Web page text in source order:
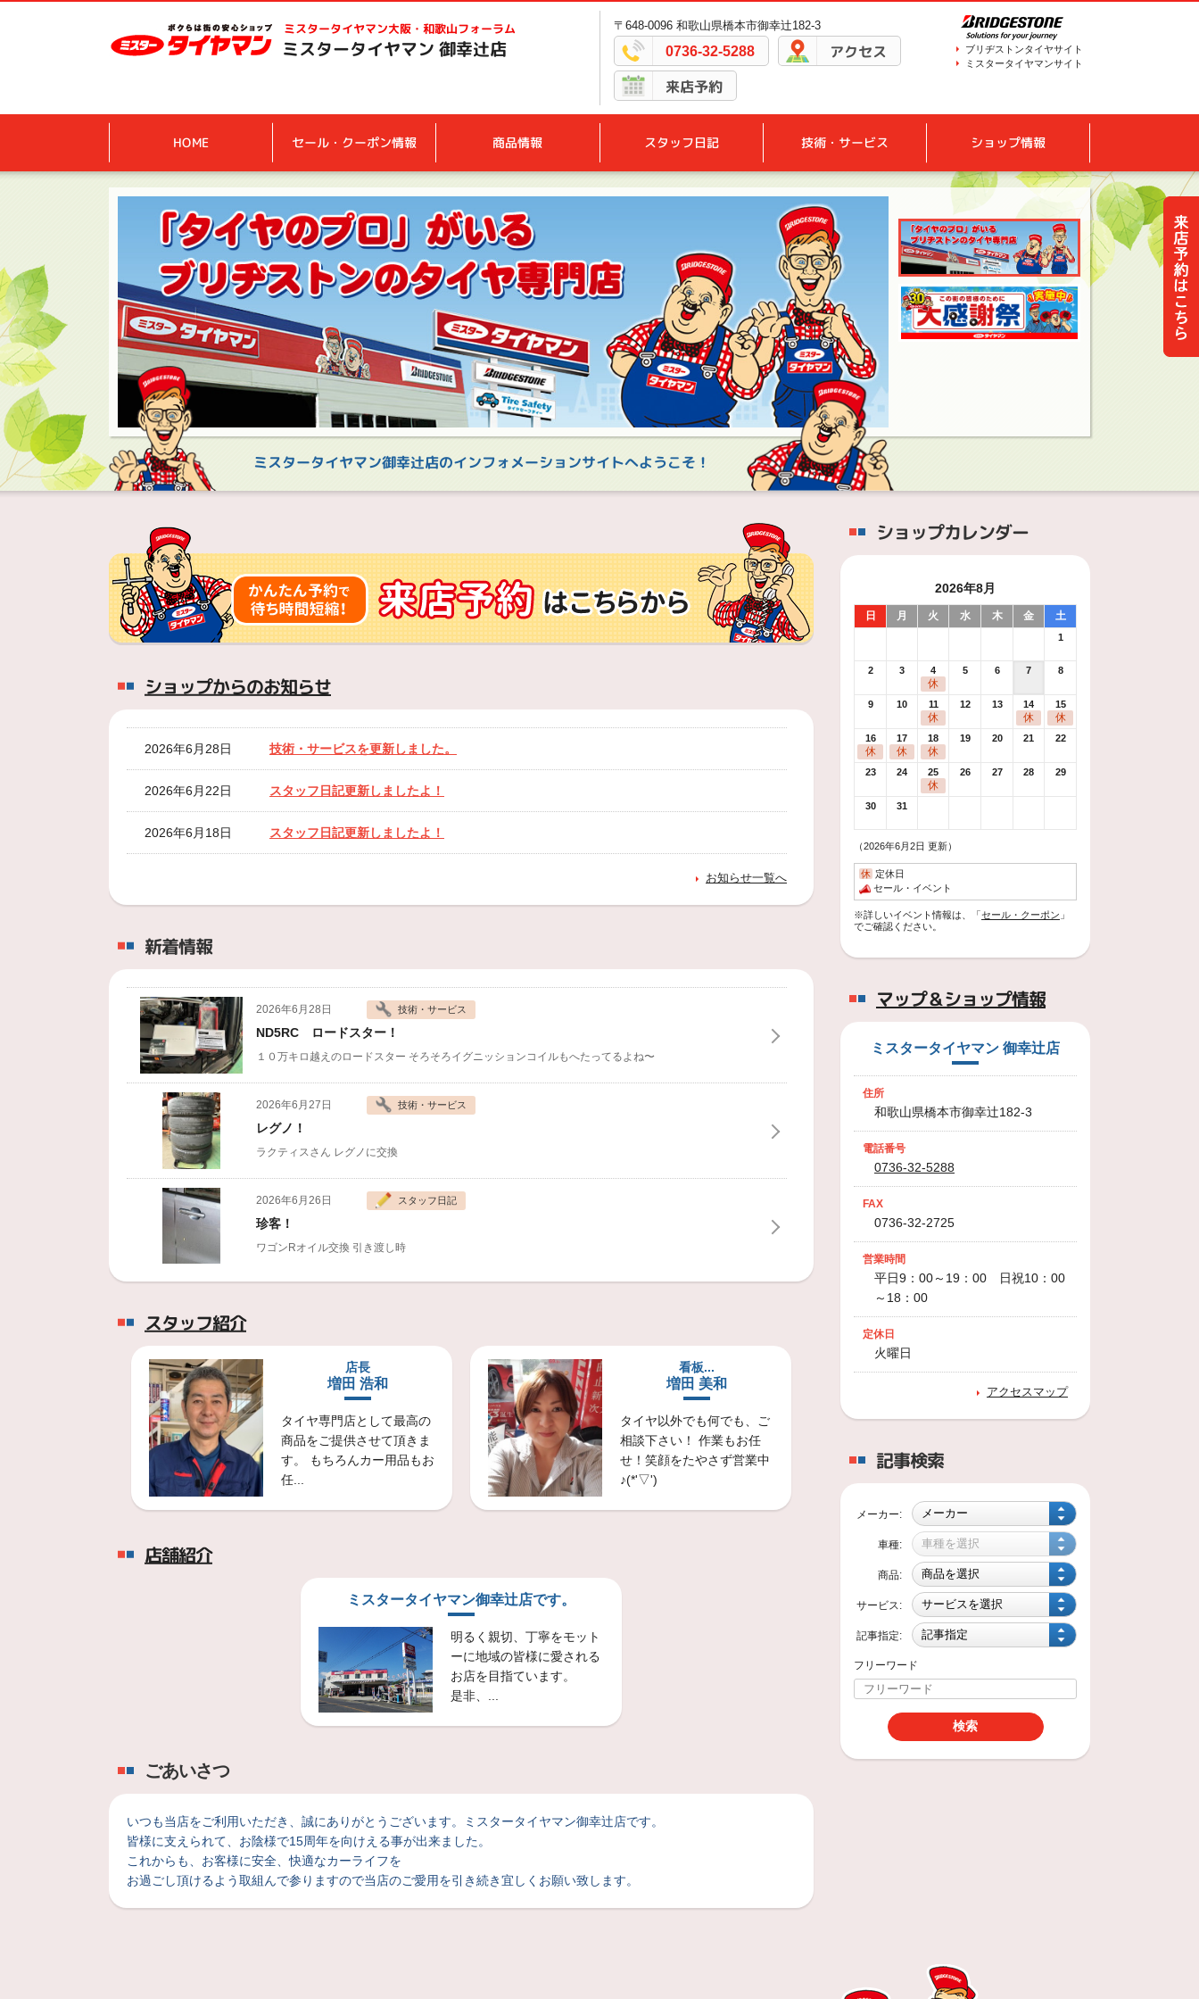
ミスタータイヤマン大阪・和歌山フォーラム
ミスタータイヤマン 御幸辻店
〒648-0096 和歌山県橋本市御幸辻182-3
0736-32-5288 アクセス
来店予約
ブリヂストンタイヤサイト
ミスタータイヤマンサイト
HOME セール・クーポン情報 商品情報 スタッフ日記 技術・サービス ショップ情報
ミスタータイヤマン御幸辻店のインフォメーションサイトへようこそ！
ショップからのお知らせ
2026年6月28日 技術・サービスを更新しました。
2026年6月22日 スタッフ日記更新しましたよ！
2026年6月18日 スタッフ日記更新しましたよ！
2026年2月13日
2026年1月30日 スタッフ日記更新しましたよ！
2026年1月1日 明けましておめでとうございます！
2025年12月29日 ２０２５年度！
2025年12月24日 お休みのご案内！
お知らせ一覧へ
新着情報
2026年6月28日 技術・サービス
ND5RC ロードスター！
１０万キロ越えのロードスター そろそろイグニッションコイルもへたってるよね〜
2026年6月27日 技術・サービス
レグノ！
ラクティスさん レグノに交換
2026年6月26日 スタッフ日記
珍客！
ワゴンRオイル交換 引き渡し時
2026年6月25日
アライメント調整！
スペーシアカスタムアライメント調整！ ありがとうございます。
2026年6月22日
２０万キロ！
アクティさんタイヤ交換・エンジンオイル・エレメント・
2026年6月21日 スタッフ日記
オイル交換！
ヴォクシーエブリー
ヴォクシーエブリー
2026年6月18日 スタッフ日記
POTENZA RE-71RZ !
スタッフ紹介
店長
増田 浩和
タイヤ専門店として最高の
商品をご提供させて頂きま
す。 もちろんカー用品もお
任...
看板...
増田 美和
タイヤ以外でも何でも、ご
相談下さい！ 作業もお任
せ！笑顔をたやさず営業中
♪(*'▽')
店舗紹介
ミスタータイヤマン御幸辻店です。
明るく親切、丁寧をモット
ーに地域の皆様に愛される
お店を目指ています。
是非、...
ごあいさつ
いつも当店をご利用いただき、 誠にありがとうございます。
ミスタータイヤマン御幸辻店です。
皆様に支えられて、お陰様で15周年を向けえる事が出来ました。
これからも、お客様に安全、快適なカーライフを
お過ごし頂けるよう取組んで参りますので当店のご愛用を引き続き宜しくお願い致します。
ショップカレンダー
2026年8月
日 月 火 水 木 金 土
1
2 3 4
休
5 6 7 8
9 10 11
休
12 13 14
休
15
休
16
休
17
休
18
休
19 20 21 22
23 24 25
休
26 27 28 29
30 31
（2026年6月2日 更新）
休 定休日
セール・イベント
※詳しいイベント情報は、「セール・クーポン 」
でご確認ください。
マップ＆ショップ情報
ミスタータイヤマン 御幸辻店
住所
和歌山県橋本市御幸辻182-3
電話番号
0736-32-5288
FAX
0736-32-2725
営業時間
平日9：00～19：00 日祝10：00
～18：00
定休日
火曜日
アクセスマップ
記事検索
メーカー:
車種:
商品:
サービス:
記事指定:
フリーワード